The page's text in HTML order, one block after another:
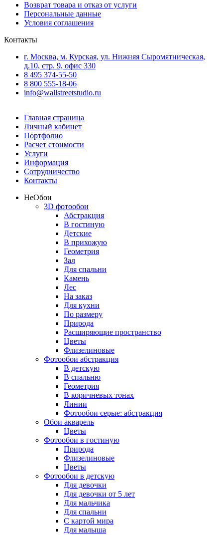
Возврат товара и отказ от услуги
Персональные данные
Условия соглашения
Контакты
г. Москва, м. Курская, ул. Нижняя Сыромятническая,
д.10, стр. 9, офис 330
8 495 374-55-50
8 800 555-18-06
info@wallstreetstudio.ru
Главная страница
Личный кабинет
Портфолио
Расчет стоимости
Услуги
Информация
Сотрудничество
Контакты
НеОбои
3D фотообои
Абстракция
В гостиную
Детские
В прихожую
Геометрия
Зал
Для спальни
Камень
Лес
На заказ
Для кухни
По размеру
Природа
Расширяющие пространство
Цветы
Флизелиновые
Фотообои абстракция
В детскую
В спальню
Геометрия
В коричневых тонах
Линии
Фотообои серые: абстракция
Обои акварель
Цветы
Фотообои в гостиную
Природа
Флизелиновые
Цветы
Фотообои в детскую
Для девочки
Для девочки от 5 лет
Для мальчика
Для спальни
С картой мира
Для малыша